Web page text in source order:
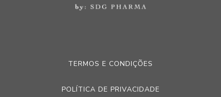
TERMOS E CONDIÇÕES
POLÍTICA DE PRIVACIDADE